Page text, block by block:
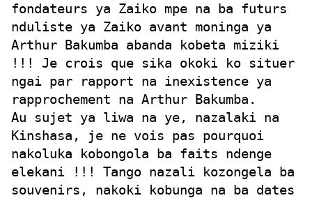
fondateurs ya Zaiko mpe na ba futurs
nduliste ya Zaiko avant moninga ya
Arthur Bakumba abanda kobeta miziki
!!! Je crois que sika okoki ko situer
ngai par rapport na inexistence ya
rapprochement na Arthur Bakumba.
Au sujet ya liwa na ye, nazalaki na
Kinshasa, je ne vois pas pourquoi
nakoluka kobongola ba faits ndenge
elekani !!! Tango nazali kozongela ba
souvenirs, nakoki kobunga na ba dates